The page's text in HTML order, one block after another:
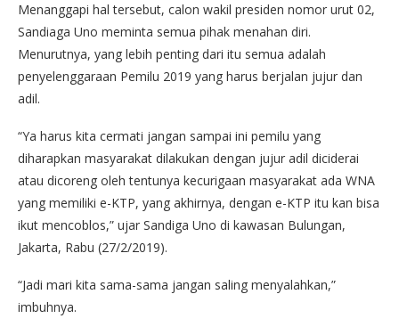
Menanggapi hal tersebut, calon wakil presiden nomor urut 02,
Sandiaga Uno meminta semua pihak menahan diri.
Menurutnya, yang lebih penting dari itu semua adalah
penyelenggaraan Pemilu 2019 yang harus berjalan jujur dan
adil.
“Ya harus kita cermati jangan sampai ini pemilu yang
diharapkan masyarakat dilakukan dengan jujur adil diciderai
atau dicoreng oleh tentunya kecurigaan masyarakat ada WNA
yang memiliki e-KTP, yang akhirnya, dengan e-KTP itu kan bisa
ikut mencoblos,” ujar Sandiga Uno di kawasan Bulungan,
Jakarta, Rabu (27/2/2019).
“Jadi mari kita sama-sama jangan saling menyalahkan,”
imbuhnya.